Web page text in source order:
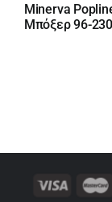
Minerva
Μπόξερ 96-